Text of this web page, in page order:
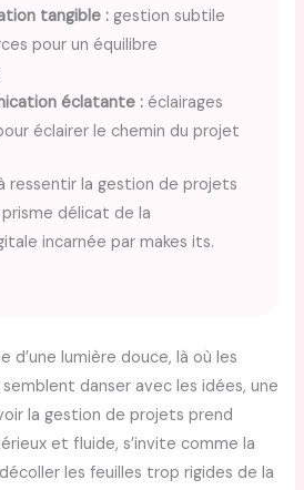
tangible :gestion subtile
pour un équilibre
éclatante :éclairages
éclairer le chemin du projet
ressentir la gestion de projets
délicat de la
incarnée par makes its.
d’une lumière douce, là où les
danser avec les idées, une
la gestion de projets prend
et fluide, s’invite comme la
les feuilles trop rigides de la